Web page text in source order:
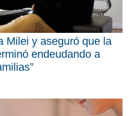
Milei y aseguró que la
endeudando a